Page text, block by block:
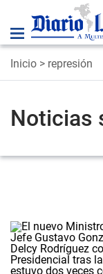
Inicio > represión
Noticias